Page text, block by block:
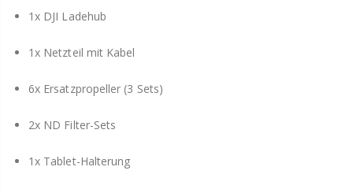
1x DJI Ladehub
1x Netzteil mit Kabel
6x Ersatzpropeller (3 Sets)
2x ND Filter-Sets
1x Tablet-Halterung